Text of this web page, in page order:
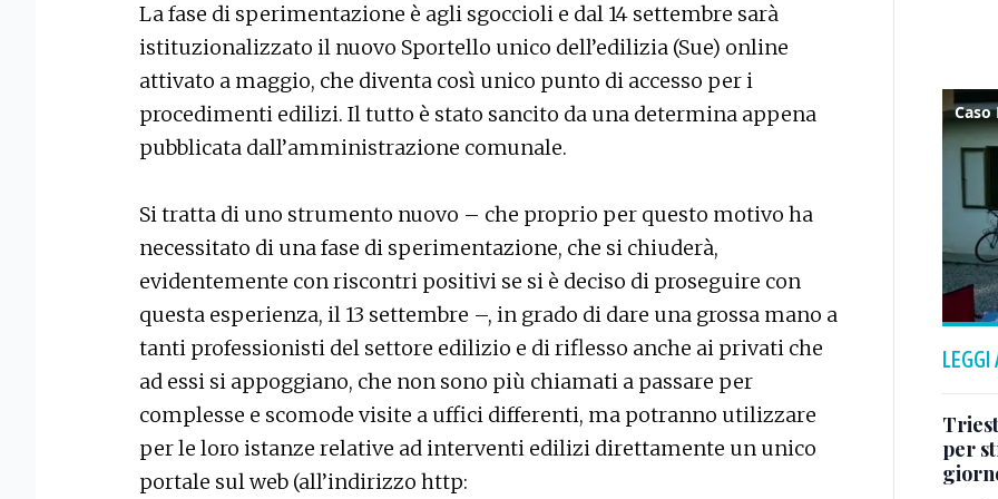
La fase di sperimentazione è agli sgoccioli e dal 14 settembre sarà
istituzionalizzato il nuovo Sportello unico dell’edilizia (Sue) online
attivato a maggio, che diventa così unico punto di accesso per i
procedimenti edilizi. Il tutto è stato sancito da una determina appena
pubblicata dall’amministrazione comunale.
Si tratta di uno strumento nuovo – che proprio per questo motivo ha
necessitato di una fase di sperimentazione, che si chiuderà,
evidentemente con riscontri positivi se si è deciso di proseguire con
questa esperienza, il 13 settembre –, in grado di dare una grossa mano a
tanti professionisti del settore edilizio e di riflesso anche ai privati che
ad essi si appoggiano, che non sono più chiamati a passare per
complesse e scomode visite a uffici differenti, ma potranno utilizzare
per le loro istanze relative ad interventi edilizi direttamente un unico
portale sul web (all’indirizzo http:
LEGGI
per